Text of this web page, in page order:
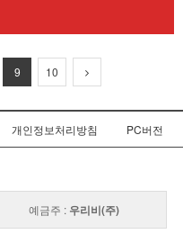
9 10
개인정보처리방침 PC버전
예금주 : 우리비(주)